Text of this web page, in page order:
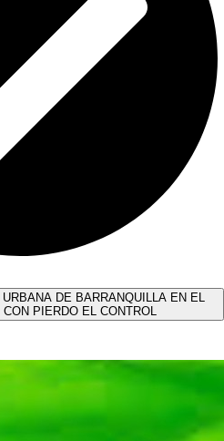
DE BARRANQUILLA EN EL
PIERDO EL CONTROL